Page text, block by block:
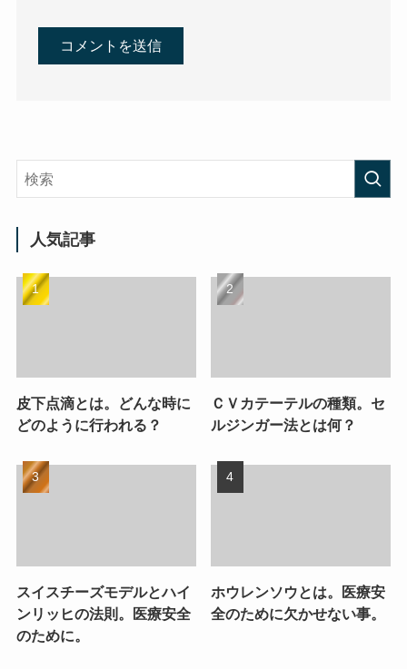
人気記事
皮下点滴とは。どんな時に
どのように行われる？
ＣＶカテーテルの種類。セ
ルジンガー法とは何？
スイスチーズモデルとハイ
ンリッヒの法則。医療安全
のために。
ホウレンソウとは。医療安
全のために欠かせない事。